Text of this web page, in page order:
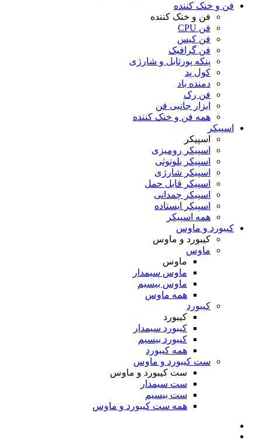
فن و خنک کننده
فن و خنک کننده
فن CPU
فن کیس
فن گرافیک
پنکه پورتابل و شارژی
کول پد
دمنده باد
فن رک
ابزار جانبی فن
همه فن و خنک کننده
اسپیکر
اسپیکر
اسپیکر رومیزی
اسپیکر بلوتوثی
اسپیکر شارژی
اسپیکر قابل حمل
اسپیکر چمدانی
اسپیکر ایستاده
همه اسپیکر
کیبورد و ماوس
کیبورد و ماوس
ماوس
ماوس
ماوس سیمدار
ماوس بیسیم
همه ماوس
کیبورد
کیبورد
کیبورد سیمدار
کیبورد بیسیم
همه کیبورد
ست کیبورد و ماوس
ست کیبورد و ماوس
ست سیمدار
ست بیسیم
همه ست کیبورد و ماوس